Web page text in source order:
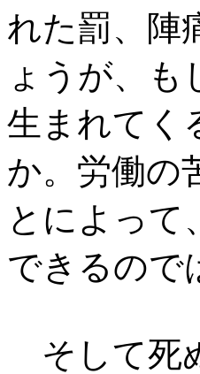
れた罰、陣
ょうが、
生まれてく
か。労働の
とによって
できるので
そして死